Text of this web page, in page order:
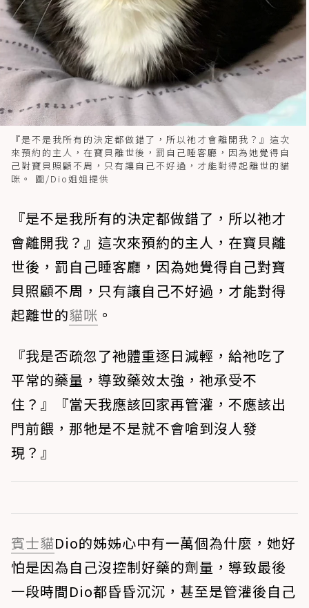
『是不是我所有的決定都做錯了，所以祂才會離開我？』這次
來預約的主人，在寶貝離世後，罰自己睡客廳，因為她覺得自
己對寶貝照顧不周，只有讓自己不好過，才能對得起離世的貓
咪。 圖/Dio姐姐提供
『是不是我所有的決定都做錯了，所以祂才
會離開我？』這次來預約的主人，在寶貝離
世後，罰自己睡客廳，因為她覺得自己對寶
貝照顧不周，只有讓自己不好過，才能對得
起離世的貓咪 。
『我是否疏忽了祂體重逐日減輕，給祂吃了
平常的藥量，導致藥效太強，祂承受不
住？』『當天我應該回家再管灌，不應該出
門前餵，那牠是不是就不會嗆到沒人發
現？』
賓士貓Dio的姊姊心中有一萬個為什麼，她好
怕是因為自己沒控制好藥的劑量，導致最後
一段時間Dio都昏昏沉沉，甚至是管灌後自己